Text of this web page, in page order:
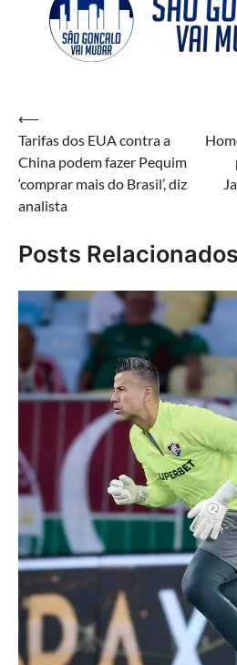
Navegação
de
Post
⟵
Tarifas dos EUA contra a
China podem fazer Pequim
‘comprar mais do Brasil’, diz
analista
Posts Relacionados